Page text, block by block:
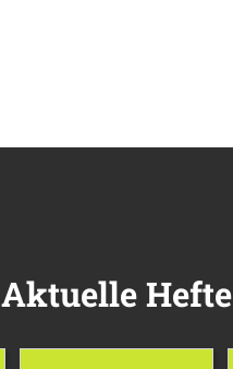
Aktuelle Hefte